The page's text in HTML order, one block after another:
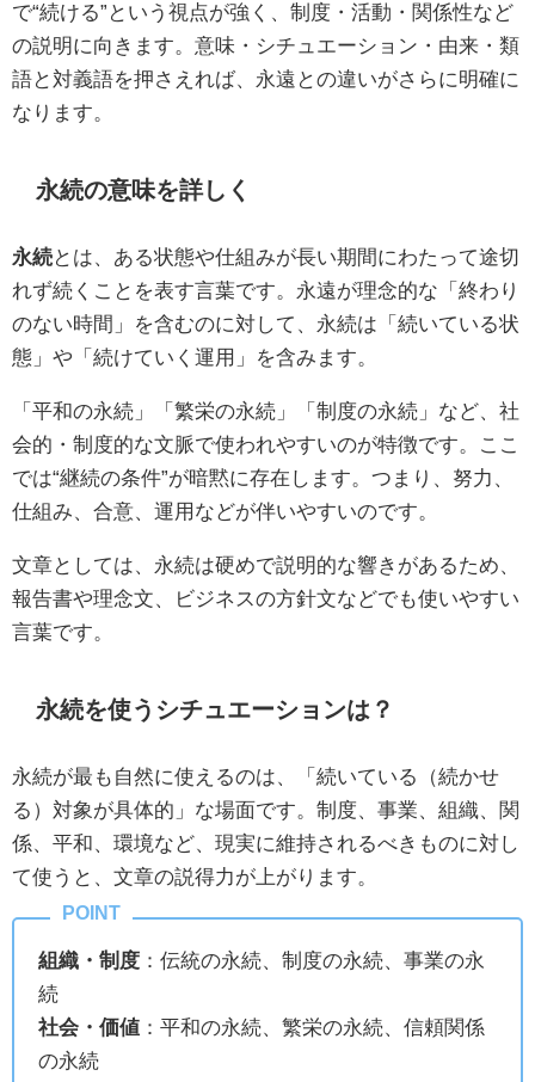
で“続ける”という視点が強く、制度・活動・関係性など
の説明に向きます。意味・シチュエーション・由来・類
語と対義語を押さえれば、永遠との違いがさらに明確に
なります。
永続の意味を詳しく
永続とは、ある状態や仕組みが長い期間にわたって途切
れず続くことを表す言葉です。永遠が理念的な「終わり
のない時間」を含むのに対して、永続は「続いている状
態」や「続けていく運用」を含みます。
「平和の永続」「繁栄の永続」「制度の永続」など、社
会的・制度的な文脈で使われやすいのが特徴です。ここ
では“継続の条件”が暗黙に存在します。つまり、努力、
仕組み、合意、運用などが伴いやすいのです。
文章としては、永続は硬めで説明的な響きがあるため、
報告書や理念文、ビジネスの方針文などでも使いやすい
言葉です。
永続を使うシチュエーションは？
永続が最も自然に使えるのは、「続いている（続かせ
る）対象が具体的」な場面です。制度、事業、組織、関
係、平和、環境など、現実に維持されるべきものに対し
て使うと、文章の説得力が上がります。
組織・制度 ：伝統の永続、制度の永続、事業の永
続
社会・価値 ：平和の永続、繁栄の永続、信頼関係
の永続